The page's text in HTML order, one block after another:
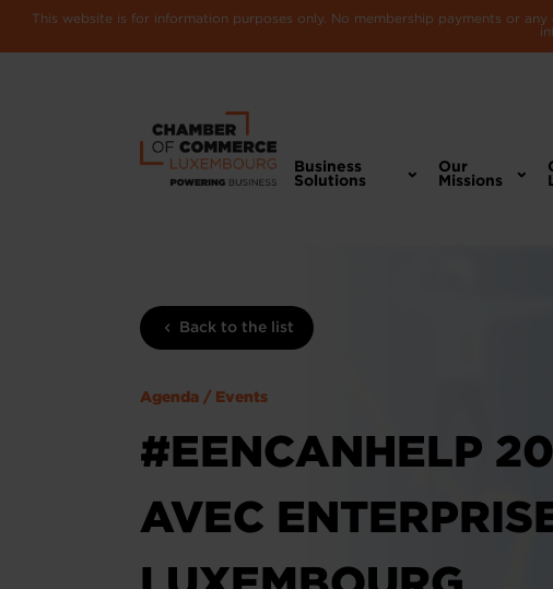
This website is for information purposes only. No membership payments or
Business
Solutions
Our
Missions
Back to the list
Agenda / Events
#EENCANHELP
AVEC